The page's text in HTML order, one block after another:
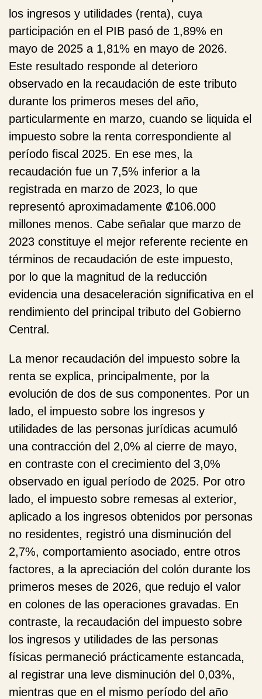
los ingresos y utilidades (renta), cuya
participación en el PIB pasó de 1,89% en
mayo de 2025 a 1,81% en mayo de 2026.
Este resultado responde al deterioro
observado en la recaudación de este tributo
durante los primeros meses del año,
particularmente en marzo, cuando se liquida el
impuesto sobre la renta correspondiente al
período fiscal 2025. En ese mes, la
recaudación fue un 7,5% inferior a la
registrada en marzo de 2023, lo que
representó aproximadamente ₡106.000
millones menos. Cabe señalar que marzo de
2023 constituye el mejor referente reciente en
términos de recaudación de este impuesto,
por lo que la magnitud de la reducción
evidencia una desaceleración significativa en el
rendimiento del principal tributo del Gobierno
Central.
La menor recaudación del impuesto sobre la
renta se explica, principalmente, por la
evolución de dos de sus componentes. Por un
lado, el impuesto sobre los ingresos y
utilidades de las personas jurídicas acumuló
una contracción del 2,0% al cierre de mayo,
en contraste con el crecimiento del 3,0%
observado en igual período de 2025. Por otro
lado, el impuesto sobre remesas al exterior,
aplicado a los ingresos obtenidos por personas
no residentes, registró una disminución del
2,7%, comportamiento asociado, entre otros
factores, a la apreciación del colón durante los
primeros meses de 2026, que redujo el valor
en colones de las operaciones gravadas. En
contraste, la recaudación del impuesto sobre
los ingresos y utilidades de las personas
físicas permaneció prácticamente estancada,
al registrar una leve disminución del 0,03%,
mientras que en el mismo período del año